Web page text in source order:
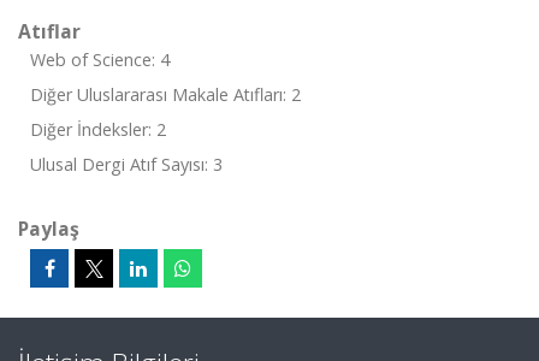
Atıflar
Web of Science: 4
Diğer Uluslararası Makale Atıfları: 2
Diğer İndeksler: 2
Ulusal Dergi Atıf Sayısı: 3
Paylaş